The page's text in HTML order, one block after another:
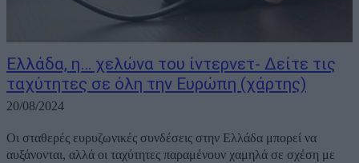
Ελλάδα, η… χελώνα του ίντερνετ- Δείτε τις
ταχύτητες σε όλη την Ευρώπη (χάρτης)
20/08/2024
Οι σταθερές ευρυζωνικές συνδέσεις στην Ελλάδα μπορεί να
αυξάνονται, αλλά οι ταχύτητες παραμένουν χαμηλά σε σχέση με